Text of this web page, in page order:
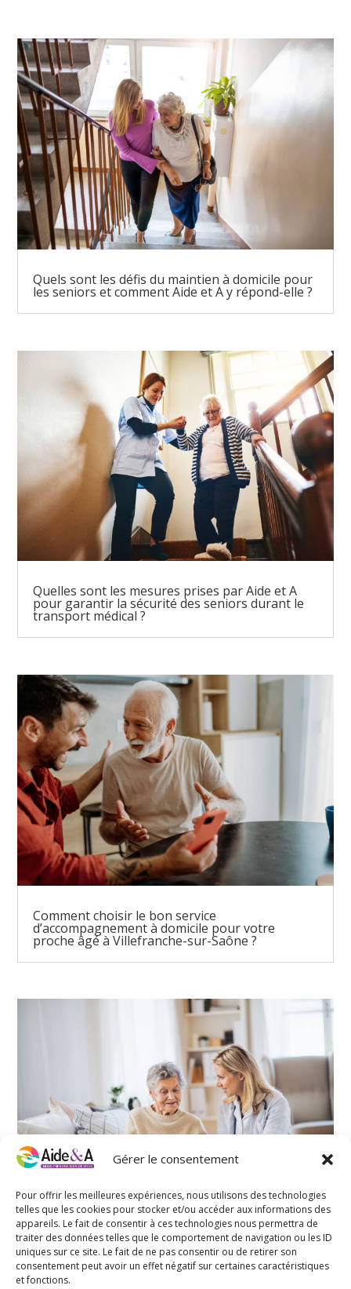
Gérer le consentement
Pour offrir les meilleures expériences, nous utilisons des technologies
telles que les cookies pour stocker et/ou accéder aux informations des
appareils. Le fait de consentir à ces technologies nous permettra de
traiter des données telles que le comportement de navigation ou les ID
uniques sur ce site. Le fait de ne pas consentir ou de retirer son
consentement peut avoir un effet négatif sur certaines caractéristiques
et fonctions.
Quels sont les défis du maintien à domicile pour
les seniors et comment Aide et A y répond-elle ?
Quelles sont les mesures prises par Aide et A
pour garantir la sécurité des seniors durant le
transport médical ?
Comment choisir le bon service
d’accompagnement à domicile pour votre
proche âgé à Villefranche-sur-Saône ?
Quels sont les principaux avantages du
maintien à domicile pour les seniors à
Villefranche-sur-Saône ?